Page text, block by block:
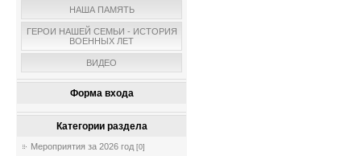
НАША ПАМЯТЬ
ГЕРОИ НАШЕЙ СЕМЬИ - ИСТОРИЯ
ВОЕННЫХ ЛЕТ
ВИДЕО
Форма входа
Категории раздела
Мероприятия за 2026 год [0]